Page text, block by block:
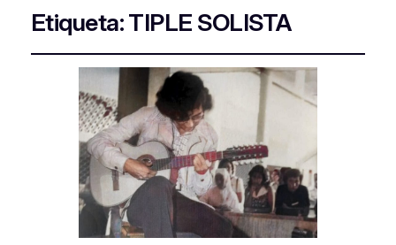
Etiqueta:TIPLE SOLISTA